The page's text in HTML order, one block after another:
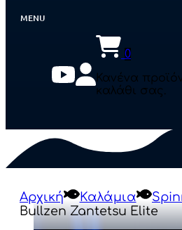
0
Κανένα
καλάθι σας.
Αρχική Καλάμια
Bullzen Zantetsu Elite